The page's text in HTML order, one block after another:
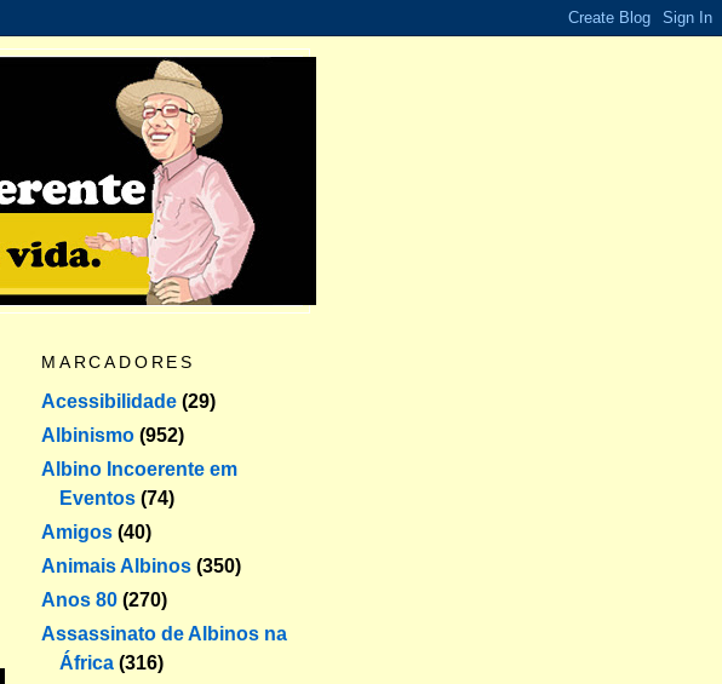
MARCADORES
Acessibilidade (29)
Albinismo (952)
Albino Incoerente em
Eventos (74)
Amigos (40)
Animais Albinos (350)
Anos 80 (270)
Assassinato de Albinos na
África (316)